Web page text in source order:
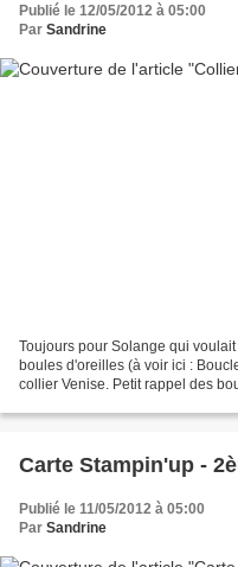
Publié le 12/05/2012 à 05:00
Par Sandrine
Toujours pour Solange qui
boules d'oreilles (à voir ici :
collier Venise. Petit rappel des
Carte Stampin'up -
Publié le 11/05/2012 à 05:00
Par Sandrine